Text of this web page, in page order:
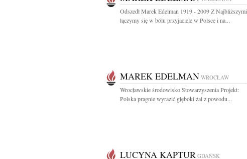
Odszedł Marek Edelman 1919 - 2009 Z Najbliższymi
łączymy się w bólu przyjaciele w Polsce i na...
MAREK EDELMAN WROCŁAW
Wrocławskie środowisko Stowarzyszenia Projekt:
Polska pragnie wyrazić głęboki żal z powodu...
LUCYNA KAPTUR GDAŃSK